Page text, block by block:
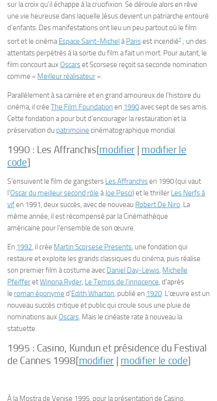
sur la croix qu’il échappe à la crucifixion. Se déroule alors en rêve
une vie heureuse dans laquelle Jésus devient un patriarche entouré
d’enfants. Des manifestations ont lieu un peu partout où le film
sort et le cinémaEspace Saint-Michel àParisest incendié7 ; un des
attentats perpétrés à la sortie du film a fait un mort. Pour autant, le
film concourt aux Oscarset Scorsese reçoit sa seconde nomination
comme « Meilleur réalisateur ».
Parallèlement à sa carrière et en grand amoureux de l’histoire du
cinéma, il crée The Film Foundation en 1990avec sept de ses amis.
Cette fondation a pour but d’encourager la restauration et la
préservation du patrimoine cinématographique mondial.
1990 : Les Affranchis[modifier | modifier le
code]
S’ensuivent le film de gangsters Les Affranchisen 1990 (qui vaut
l’Oscar du meilleur second rôle àJoe Pesci) et le thriller Les Nerfs à
vifen 1991, deux succès, avec de nouveau Robert De Niro. La
même année, il est récompensé par laCinémathèque
américaine pour l’ensemble de son œuvre.
En 1992, il crée Martin Scorsese Presents, une fondation qui
restaure et exploite les grands classiques du cinéma, puis réalise
son premier film à costume avec Daniel Day-Lewis, Michelle
PfeifferetWinona Ryder, Le Temps de l’innocence, d’après
le roman éponyme d’Edith Wharton, publié en 1920. L’œuvre est un
nouveau succès critique et public qui croule sous une pluie de
nominations aux Oscars. Mais le cinéaste rate à nouveau la
statuette.
1995 : Casino, Kundun et présidence du Festival
de Cannes 1998[modifier | modifier le code]
À la Mostra de Venise 1995, pour la présentation de Casino.